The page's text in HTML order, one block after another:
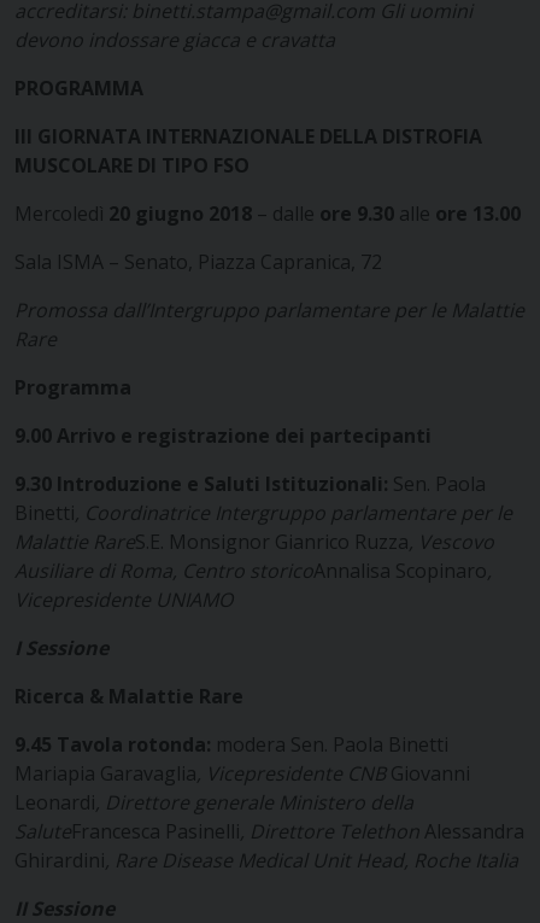
accreditarsi: binetti.stampa@gmail.com Gli uomini
devono indossare giacca e cravatta
​PROGRAMMA​
III GIORNATA INTERNAZIONALE DELLA DISTROFIA
MUSCOLARE DI TIPO FSO
Mercoledì 20 giugno 2018 – dalle ore 9.30 alle ore 13.00
Sala ISMA – Senato, Piazza Capranica, 72
Promossa dall’Intergruppo parlamentare per le Malattie
Rare
Programma
9.00 Arrivo e registrazione dei partecipanti
9.30 Introduzione e Saluti Istituzionali: Sen. Paola
Binetti , Coordinatrice Intergruppo parlamentare per le
Malattie RareS.E. Monsignor Gianrico Ruzza , Vescovo
Ausiliare di Roma, Centro storicoAnnalisa Scopinaro
Vicepresidente UNIAMO
I Sessione
Ricerca & Malattie Rare
9.45 Tavola rotonda: modera Sen. Paola Binetti
Mariapia Garavaglia , Vicepresidente CNBGiovanni
Leonardi , Direttore generale Ministero della
SaluteFrancesca Pasinelli , Direttore Telethon Alessandra
Ghirardini , Rare Disease Medical Unit Head, Roche Italia
II Sessione